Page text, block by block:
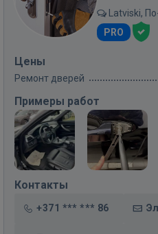
Latviski,
PRO
Цены
Ремонт дверей
Примеры работ
Контакты
+371 *** *** 86